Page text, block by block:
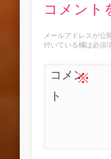
コメント
メールアドレスが公
付いている欄は必須
コメン
ト
※